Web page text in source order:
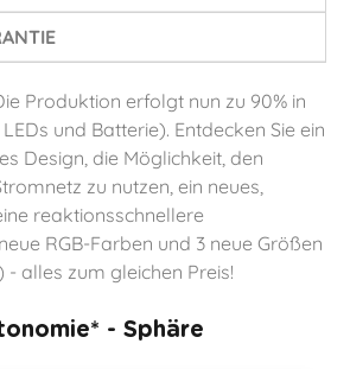
Produktion erfolgt nun zu 90% in
und Batterie). Entdecken Sie ein
Design, die Möglichkeit, den
zu nutzen, ein neues,
reaktionsschnellere
RGB-Farben und 3 neue Größen
- alles zum gleichen Preis!
- Sphäre